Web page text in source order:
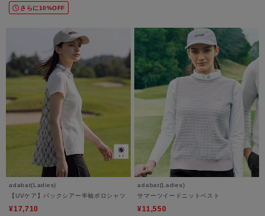
さらに10%OFF
adabat(Ladies)
【UVケア】バックシアー半袖ポロシャツ
¥17,710
adabat(Ladies)
サマーツイードニットベスト
¥11,550